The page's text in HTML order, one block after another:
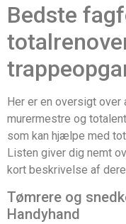
Bedste
Her er en oversigt over
murermestre og
som kan hjælpe med
Listen giver dig nemt
kort beskrivelse af
Tømrere og
Handyhand